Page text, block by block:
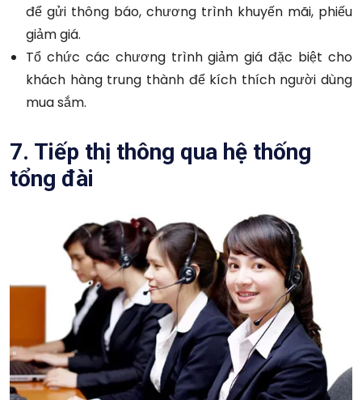
để gửi thông báo, chương trình khuyến mãi, phiếu
giảm giá.
Tổ chức các chương trình giảm giá đặc biệt cho
khách hàng trung thành để kích thích người dùng
mua sắm.
7. Tiếp thị thông qua hệ thống
tổng đài